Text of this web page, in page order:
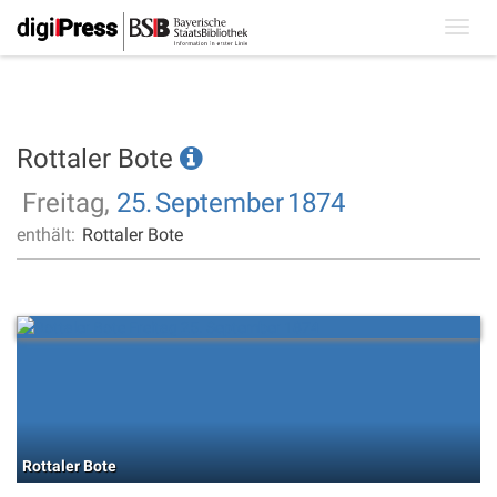
Rottaler Bote
Freitag, 25.September1874
enthält: Rottaler Bote
Rottaler Bote